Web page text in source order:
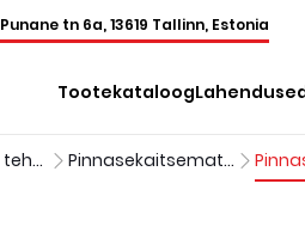
Punane tn 6a, 13619 Tallinn, Estonia
Tootekataloog
Pinnasetööde tehnika Pinnasekaitsematid